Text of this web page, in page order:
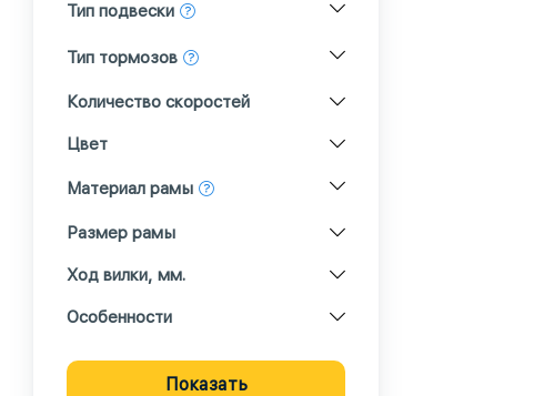
Тип подвески
Тип тормозов
Количество скоростей
Цвет
Материал рамы
Размер рамы
Ход вилки, мм.
Особенности
Показать